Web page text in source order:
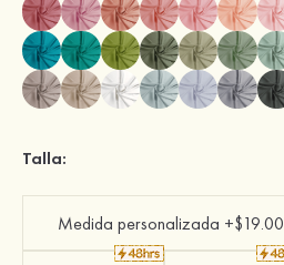
Talla:
Medida personalizada +$19.00